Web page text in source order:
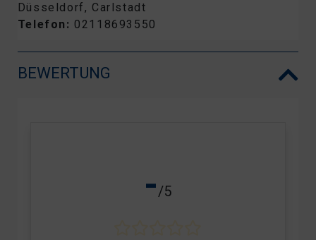
Düsseldorf, Carlstadt
Telefon: 02118693550
BEWERTUNG
-/5